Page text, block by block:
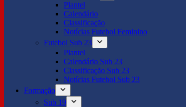
Plantel
Calendário
Classificação
Notícias Futebol Feminino
Futebol Sub 23
Plantel
Calendário Sub 23
Classificação Sub 23
Notícias Futebol Sub 23
Formação
Sub 19